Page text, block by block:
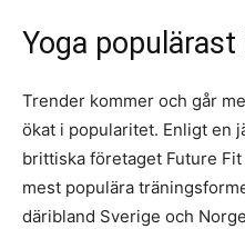
Yoga populärast
Trender kommer och går
ökat i popularitet. Enligt en
brittiska företaget Future
mest populära
däribland Sverige och